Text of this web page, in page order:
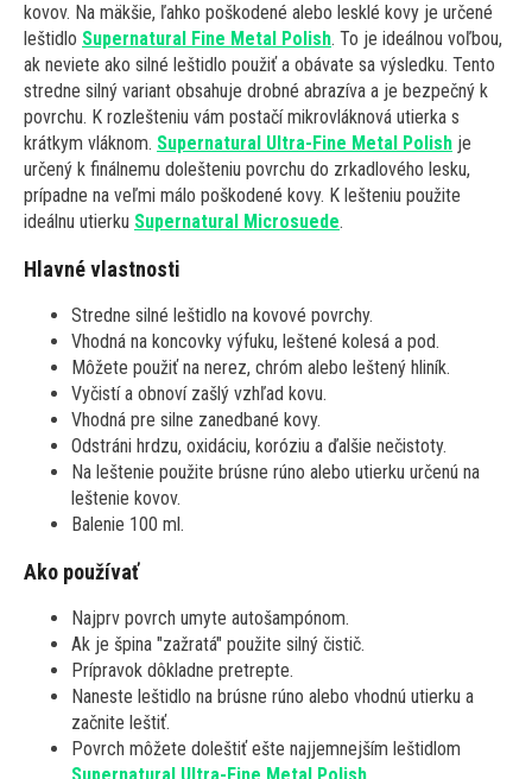
kovov. Na mäkšie, ľahko poškodené alebo lesklé kovy je určené
leštidlo Supernatural Fine Metal Polish. To je ideálnou voľbou,
ak neviete ako silné leštidlo použiť a obávate sa výsledku. Tento
stredne silný variant obsahuje drobné abrazíva a je bezpečný k
povrchu. K rozlešteniu vám postačí mikrovláknová utierka s
krátkym vláknom. Supernatural Ultra-Fine Metal Polish je
určený k finálnemu dolešteniu povrchu do zrkadlového lesku,
prípadne na veľmi málo poškodené kovy. K lešteniu použite
ideálnu utierku Supernatural Microsuede.
Hlavné vlastnosti
Stredne silné leštidlo na kovové povrchy.
Vhodná na koncovky výfuku, leštené kolesá a pod.
Môžete použiť na nerez, chróm alebo leštený hliník.
Vyčistí a obnoví zašlý vzhľad kovu.
Vhodná pre silne zanedbané kovy.
Odstráni hrdzu, oxidáciu, koróziu a ďalšie nečistoty.
Na leštenie použite brúsne rúno alebo utierku určenú na
leštenie kovov.
Balenie 100 ml.
Ako používať
Najprv povrch umyte autošampónom.
Ak je špina "zažratá" použite silný čistič.
Prípravok dôkladne pretrepte.
Naneste leštidlo na brúsne rúno alebo vhodnú utierku a
začnite leštiť.
Povrch môžete doleštiť ešte najjemnejším leštidlom